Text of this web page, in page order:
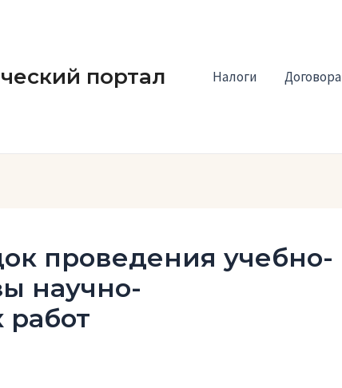
портал Налоги Договора
проведения учебно-
научно-
работ